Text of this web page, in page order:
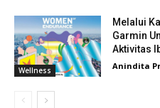
Wellness
Melalui
Garmin
Aktivitas
Anindita